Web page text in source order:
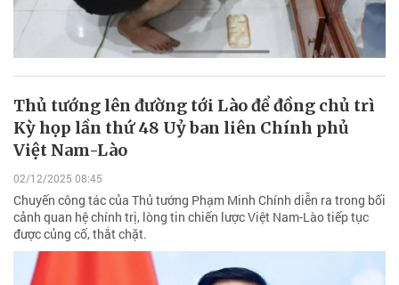
Thủ tướng lên đường tới Lào để đồng chủ trì
Kỳ họp lần thứ 48 Uỷ ban liên Chính phủ
Việt Nam-Lào
02/12/2025 08:45
Chuyến công tác của Thủ tướng Phạm Minh Chính diễn ra trong bối
cảnh quan hệ chính trị, lòng tin chiến lược Việt Nam-Lào tiếp tục
được củng cố, thắt chặt.